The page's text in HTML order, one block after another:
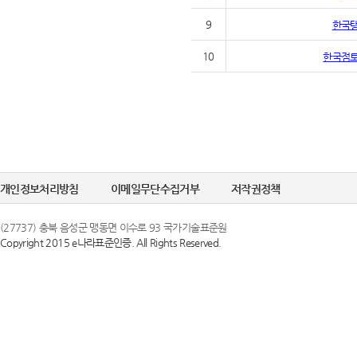
9 한국
10 한국점
개인정보처리방침 이메일무단수집거부 저작권정책
(27737) 충북 음성군 맹동면 이수로 93 국가기술표준원
Copyright 2015 e나라표준인증. All Rights Reserved.